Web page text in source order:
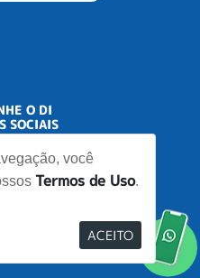
você
Termos de Uso.
ACEITO
O DI
SOCIAIS